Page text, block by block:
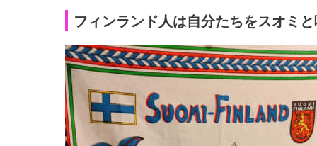
フィンランド人は自分たちをスオミ